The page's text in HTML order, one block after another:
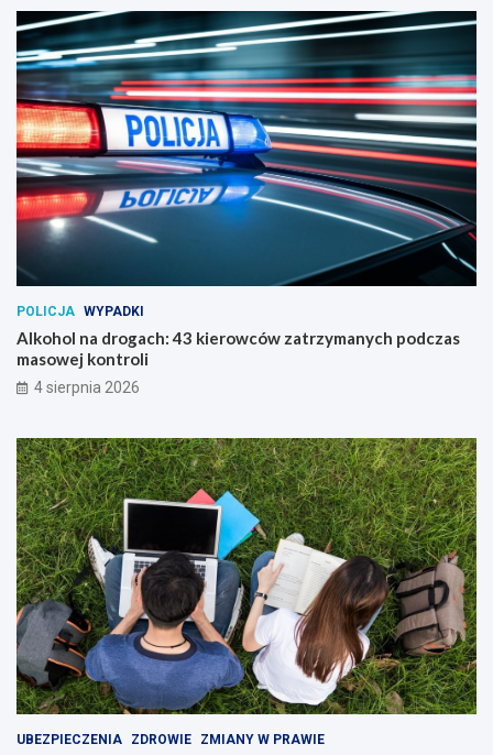
POLICJA WYPADKI
Alkohol na drogach: 43 kierowców zatrzymanych podczas
masowej kontroli
4 sierpnia 2026
UBEZPIECZENIA ZDROWIE ZMIANY W PRAWIE